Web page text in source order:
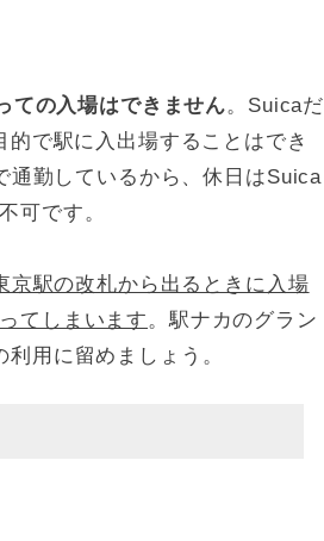
ての入場はできません。Suicaだ
で駅に入出場することはでき
通勤しているから、休日はSuica
可です。
京駅の改札から出るときに入場
てしまいます。駅ナカのグラン
用に留めましょう。